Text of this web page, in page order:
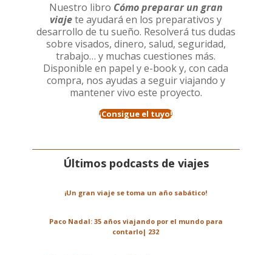
Nuestro libro Cómo preparar un gran
viajete ayudará en los preparativos y
desarrollo de tu sueño. Resolverá tus dudas
sobre visados, dinero, salud, seguridad,
trabajo… y muchas cuestiones más.
Disponible en papel y e-book y, con cada
compra, nos ayudas a seguir viajando y
mantener vivo este proyecto.
¡Consigue el tuyo!
Últimos podcasts de viajes
¡Un gran viaje se toma un año sabático!
Paco Nadal: 35 años viajando por el mundo para
contarlo| 232